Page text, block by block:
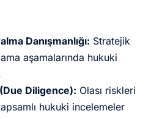
Danışmanlığı: Stratejik
aşamalarında hukuki
Diligence): Olası riskleri
hukuki incelemeler